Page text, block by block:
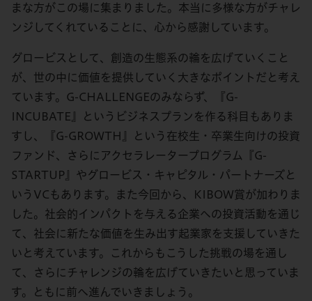
まな方がこの場に集まりました。本当に多様な方がチャレ
ンジしてくれていることに、心から感謝しています。
グロービスとして、創造の生態系の輪を広げていくこと
が、世の中に価値を提供していく大きなポイントだと考え
ています。G-CHALLENGEのみならず、『G-
INCUBATE』というビジネスプランを作る科目もありま
すし、『G-GROWTH』という在校生・卒業生向けの投資
ファンド、さらにアクセラレータープログラム『G-
STARTUP』やグロービス・キャピタル・パートナーズと
いうVCもあります。また今回から、KIBOW賞が加わりま
した。社会的インパクトを与える企業への投資活動を通じ
て、社会に新たな価値を生み出す起業家を支援していきた
いと考えています。これからもこうした挑戦の場を通し
て、さらにチャレンジの輪を広げていきたいと思っていま
す。ともに前へ進んでいきましょう。